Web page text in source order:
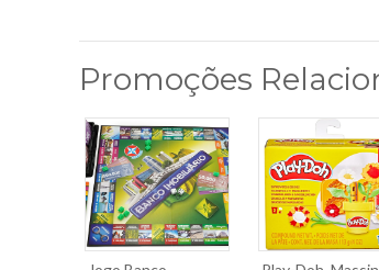
Promoções